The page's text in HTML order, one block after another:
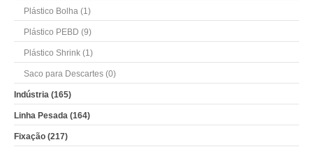
Plástico Bolha (1)
Plástico PEBD (9)
Plástico Shrink (1)
Saco para Descartes (0)
Indústria (165)
Linha Pesada (164)
Fixação (217)